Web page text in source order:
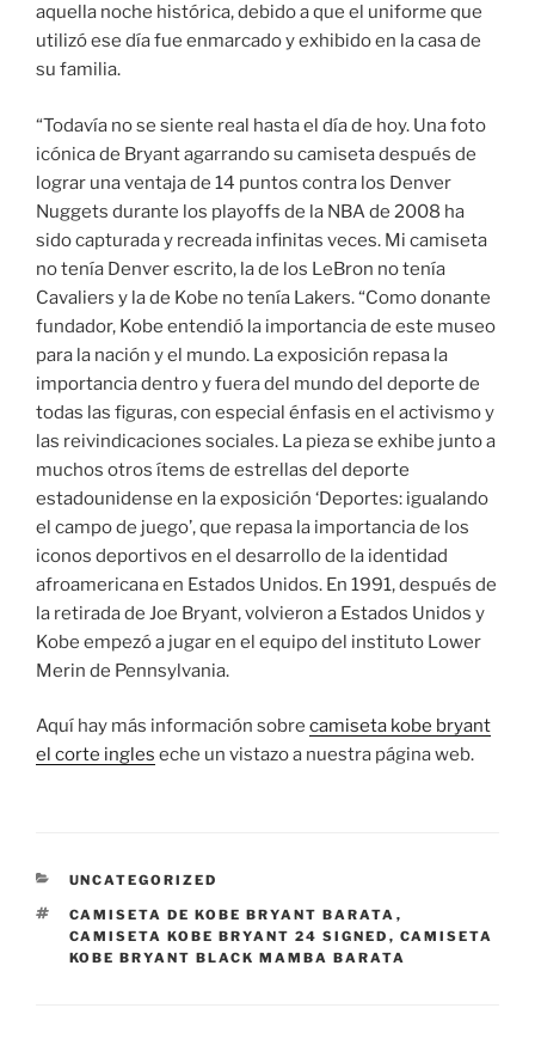
aquella noche histórica, debido a que el uniforme que
utilizó ese día fue enmarcado y exhibido en la casa de
su familia.
“Todavía no se siente real hasta el día de hoy. Una foto
icónica de Bryant agarrando su camiseta después de
lograr una ventaja de 14 puntos contra los Denver
Nuggets durante los playoffs de la NBA de 2008 ha
sido capturada y recreada infinitas veces. Mi camiseta
no tenía Denver escrito, la de los LeBron no tenía
Cavaliers y la de Kobe no tenía Lakers. “Como donante
fundador, Kobe entendió la importancia de este museo
para la nación y el mundo. La exposición repasa la
importancia dentro y fuera del mundo del deporte de
todas las figuras, con especial énfasis en el activismo y
las reivindicaciones sociales. La pieza se exhibe junto a
muchos otros ítems de estrellas del deporte
estadounidense en la exposición ‘Deportes: igualando
el campo de juego’, que repasa la importancia de los
iconos deportivos en el desarrollo de la identidad
afroamericana en Estados Unidos. En 1991, después de
la retirada de Joe Bryant, volvieron a Estados Unidos y
Kobe empezó a jugar en el equipo del instituto Lower
Merin de Pennsylvania.
Aquí hay más información sobre camiseta kobe bryant
el corte ingles eche un vistazo a nuestra página web.
CATEGORÍAS
UNCATEGORIZED
ETIQUETAS
CAMISETA DE KOBE BRYANT BARATA ,
CAMISETA KOBE BRYANT 24 SIGNED , CAMISETA
KOBE BRYANT BLACK MAMBA BARATA